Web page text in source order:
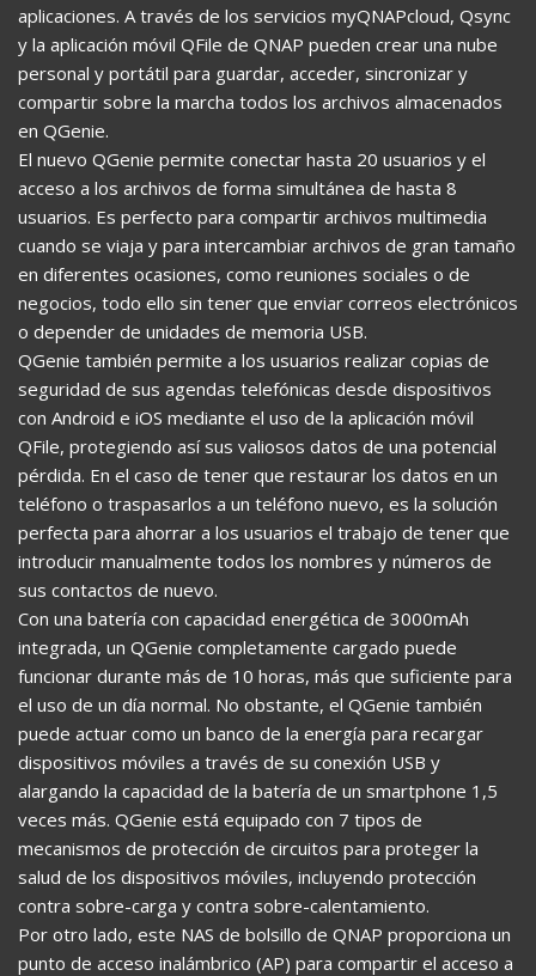
aplicaciones. A través de los servicios myQNAPcloud, Qsync
y la aplicación móvil QFile de QNAP pueden crear una nube
personal y portátil para guardar, acceder, sincronizar y
compartir sobre la marcha todos los archivos almacenados
en QGenie.
El nuevo QGenie permite conectar hasta 20 usuarios y el
acceso a los archivos de forma simultánea de hasta 8
usuarios. Es perfecto para compartir archivos multimedia
cuando se viaja y para intercambiar archivos de gran tamaño
en diferentes ocasiones, como reuniones sociales o de
negocios, todo ello sin tener que enviar correos electrónicos
o depender de unidades de memoria USB.
QGenie también permite a los usuarios realizar copias de
seguridad de sus agendas telefónicas desde dispositivos
con Android e iOS mediante el uso de la aplicación móvil
QFile, protegiendo así sus valiosos datos de una potencial
pérdida. En el caso de tener que restaurar los datos en un
teléfono o traspasarlos a un teléfono nuevo, es la solución
perfecta para ahorrar a los usuarios el trabajo de tener que
introducir manualmente todos los nombres y números de
sus contactos de nuevo.
Con una batería con capacidad energética de 3000mAh
integrada, un QGenie completamente cargado puede
funcionar durante más de 10 horas, más que suficiente para
el uso de un día normal. No obstante, el QGenie también
puede actuar como un banco de la energía para recargar
dispositivos móviles a través de su conexión USB y
alargando la capacidad de la batería de un smartphone 1,5
veces más. QGenie está equipado con 7 tipos de
mecanismos de protección de circuitos para proteger la
salud de los dispositivos móviles, incluyendo protección
contra sobre-carga y contra sobre-calentamiento.
Por otro lado, este NAS de bolsillo de QNAP proporciona un
punto de acceso inalámbrico (AP) para compartir el acceso a